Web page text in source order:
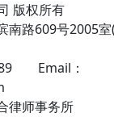
版权所有
南路609号2005
Email：
合律师事务所